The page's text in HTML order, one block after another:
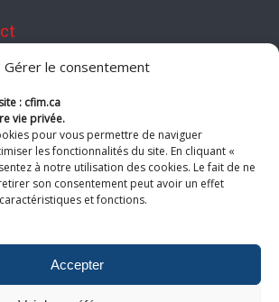
Gérer le consentement
: cfim.ca
vie privée.
pour vous permettre de naviguer
les fonctionnalités du site. En cliquant «
à notre utilisation des cookies. Le fait de ne
son consentement peut avoir un effet
et fonctions.
Accepter
de CFIM
Suivez-nous